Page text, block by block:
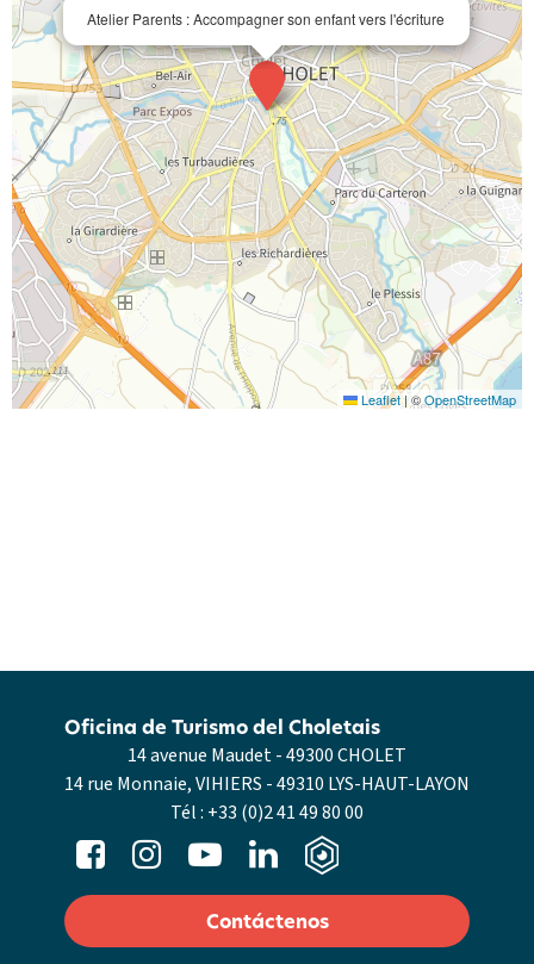
Atelier Parents : Accompagner son enfant vers l'écriture
Leaflet|©OpenStreetMap
14 avenue Maudet - 49300 CHOLET
14 rue Monnaie, VIHIERS - 49310 LYS-HAUT-LAYON
Tél : +33 (0)2 41 49 80 00
Oficina de Turismo del Choletais
Contáctenos